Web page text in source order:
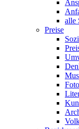
alle
Preise